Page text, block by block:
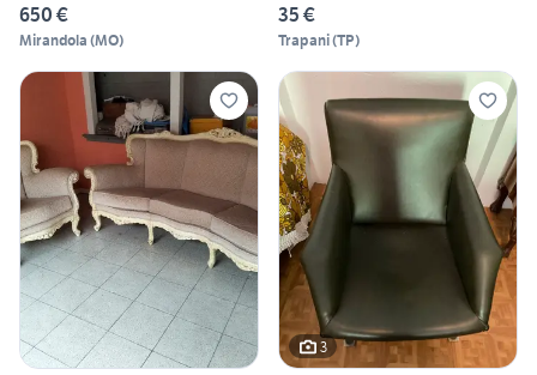
650 €
Mirandola (MO)
35 €
Trapani(TP)
3